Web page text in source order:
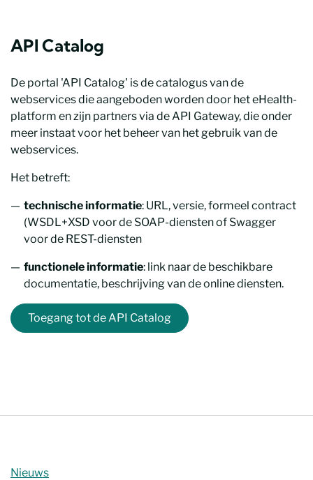
API Catalog
De portal 'API Catalog' is de catalogus van de
webservices die aangeboden worden door het eHealth-
platform en zijn partners via de API Gateway, die onder
meer instaat voor het beheer van het gebruik van de
webservices.
Het betreft:
technische informatie: URL, versie, formeel contract
(WSDL+XSD voor de SOAP-diensten of Swagger
voor de REST-diensten
functionele informatie: link naar de beschikbare
documentatie, beschrijving van de online diensten.
Toegang tot de API Catalog
Nieuws